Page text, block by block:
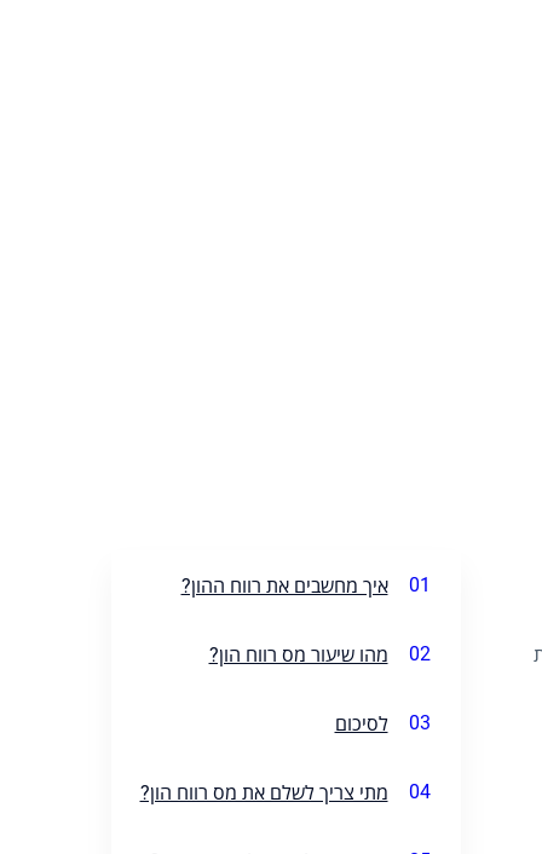
01 איך מחשבים את רווח ההון?
02 מהו שיעור מס רווח הון?
03 לסיכום
04 מתי צריך לשלם את מס רווח הון?